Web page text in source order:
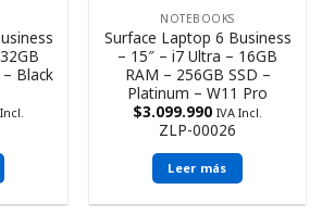
Black
NOTEBOOKS
Surface Laptop 6 Business
– 15″ – i7 Ultra – 16GB
RAM – 256GB SSD –
Platinum – W11 Pro
$3.099.990 IVA Incl.
ZLP-00026
Leer más